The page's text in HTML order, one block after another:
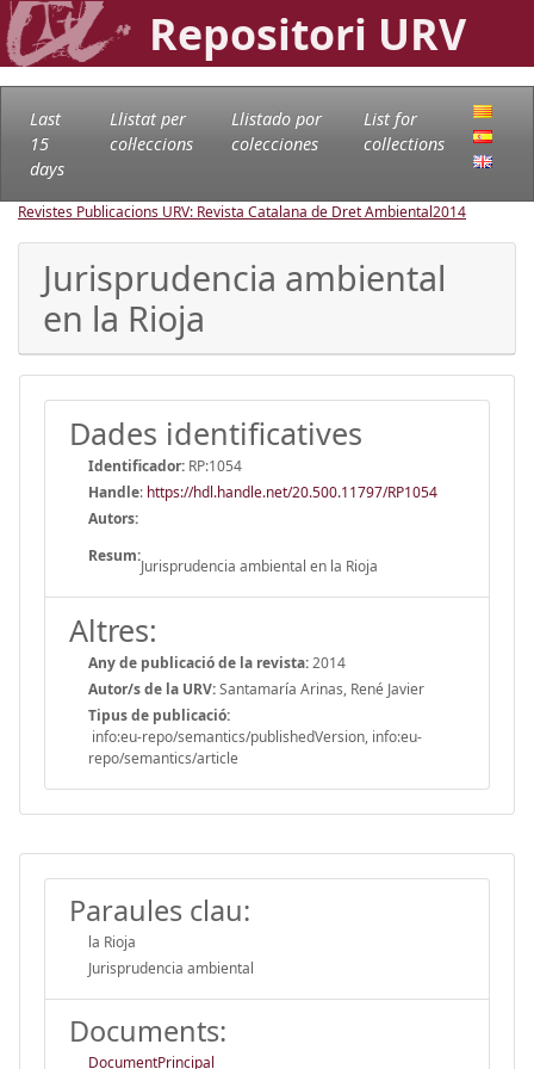
Repositori URV
Last
15
days
Llistat per
col·leccions
Llistado por
colecciones
List for
collections
Revistes Publicacions URV: Revista Catalana de Dret Ambiental2014
Jurisprudencia ambiental
en la Rioja
Dades identificatives
Identificador: RP:1054
Handle: https://hdl.handle.net/20.500.11797/RP1054
Autors:
Resum:
Jurisprudencia ambiental en la Rioja
Altres:
Any de publicació de la revista:2014
Autor/s de la URV:Santamaría Arinas, René Javier
Tipus de publicació:
info:eu-repo/semantics/publishedVersion, info:eu-
repo/semantics/article
Paraules clau:
la Rioja
Jurisprudencia ambiental
Documents:
DocumentPrincipal